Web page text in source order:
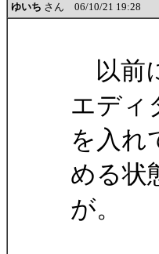
ゆいち さん 06/10/21 19:28
以前
エディ
を入れ
める状
が。